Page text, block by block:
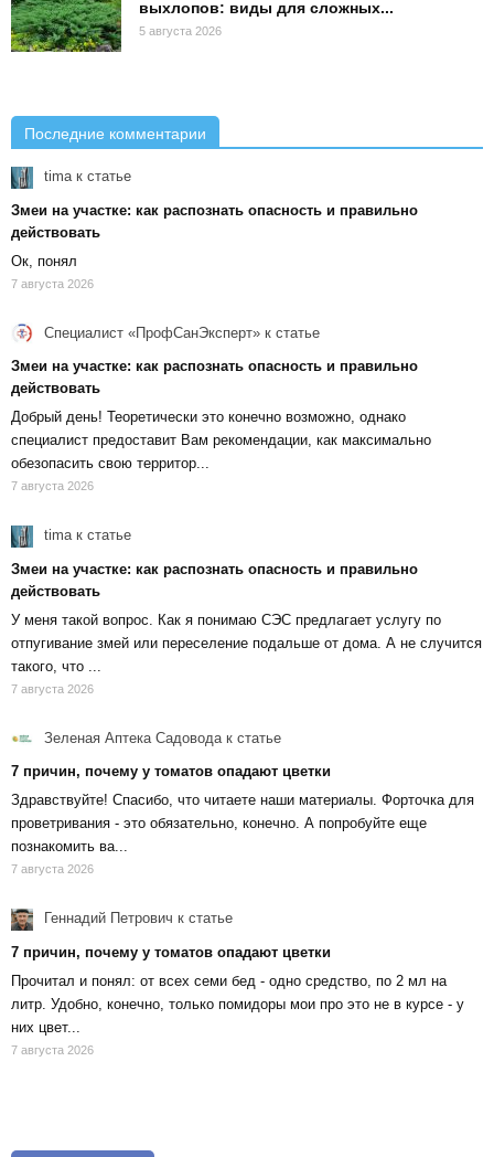
выхлопов: виды для сложных...
5 августа 2026
Последние комментарии
timaк статье
Змеи на участке: как распознать опасность и правильно
действовать
Ок, понял
7 августа 2026
Специалист «ПрофСанЭксперт» к статье
Змеи на участке: как распознать опасность и правильно
действовать
Добрый день! Теоретически это конечно возможно, однако
специалист предоставит Вам рекомендации, как максимально
обезопасить свою территор...
7 августа 2026
timaк статье
Змеи на участке: как распознать опасность и правильно
действовать
У меня такой вопрос. Как я понимаю СЭС предлагает услугу по
отпугивание змей или переселение подальше от дома. А не случится
такого, что ...
7 августа 2026
Зеленая Аптека Садовода к статье
7 причин, почему у томатов опадают цветки
Здравствуйте! Спасибо, что читаете наши материалы. Форточка для
проветривания - это обязательно, конечно. А попробуйте еще
познакомить ва...
7 августа 2026
Геннадий Петрович к статье
7 причин, почему у томатов опадают цветки
Прочитал и понял: от всех семи бед - одно средство, по 2 мл на
литр. Удобно, конечно, только помидоры мои про это не в курсе - у
них цвет...
7 августа 2026